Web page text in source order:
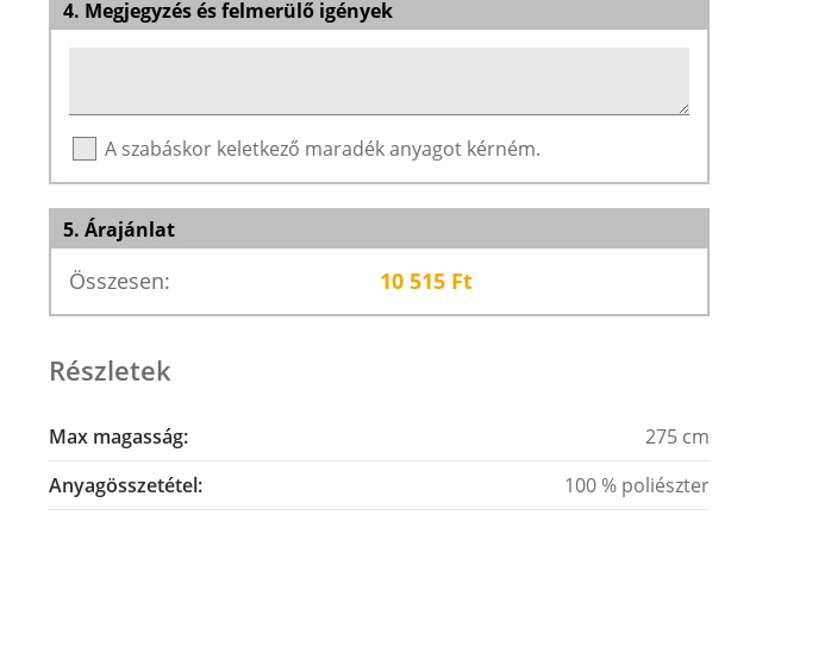
4. Megjegyzés és felmerülő igények
A szabáskor keletkező maradék anyagot kérném.
5. Árajánlat
Összesen: 10 515Ft
Részletek
Max magasság:
275 cm
Anyagösszetétel:
100 % poliészter